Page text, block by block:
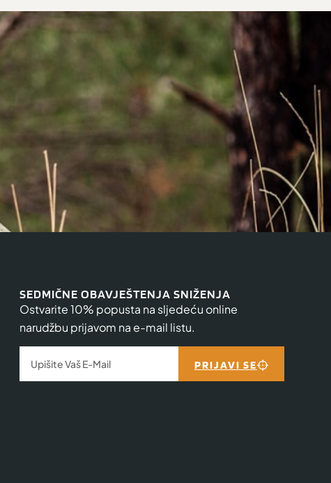
SEDMIČNE OBAVJEŠTENJA SNIŽENJA
Ostvarite 10% popusta na sljedeću online
narudžbu prijavom na e-mail listu.
PRIJAVI SE